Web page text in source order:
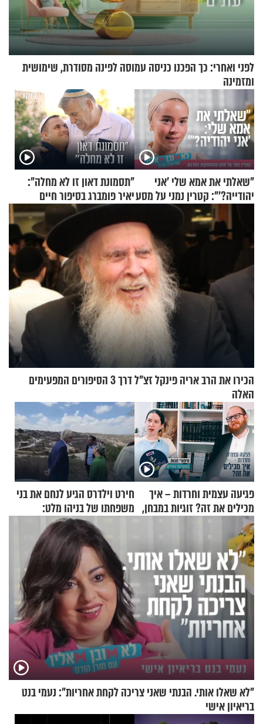
לפני ואחרי: כך הפכנו כניסה עמוסה לפינה מסודרת, שימושית
ומזמינה
"שאלתי את אמא שלי 'אני
יהודייה?'": קטרין נמני על מסע
ההתחזקות המרגש
"תסמונת דאון זו לא מחלה":
יאיר פומברג בסיפור חיים
מעורר השראה
הכירו את הרב אריה פינקל זצ"ל דרך 3 הסיפורים המפעימים
האלה
פגיעה עצמית וחרדות – איך
מכילים את זה? זוגיות במבחן,
הפעם עם יהודית ואלתר כהן
חירט וילדרס הגיע לנחם את בני
משפחתו של בניהו מלט:
"מיליונים באירופה תומכים
"לא שאלו אותי. הבנתי שאני צריכה לקחת אחריות": נעמי בנט
בריאיון אישי